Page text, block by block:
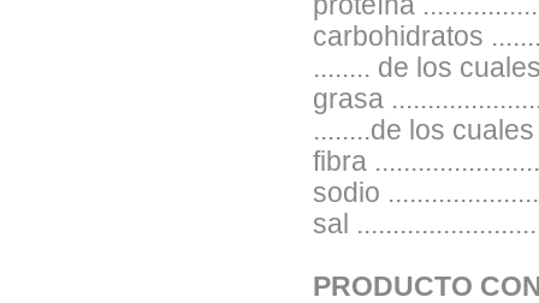
carbohidratos
........ de los
grasa
........de los
fibra
sodio
sal
PRODUCTO